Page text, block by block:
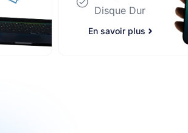
En savoir plus